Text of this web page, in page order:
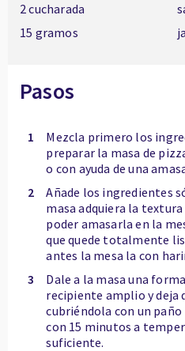
2 cucharada
15 gramos
Pasos
1
Mezcla primero los
preparar la masa de
o con ayuda de una
2
Añade los ingredientes
masa adquiera la
poder amasarla en la
que quede totalmente
antes la mesa la con
3
Dale a la masa una
recipiente amplio y deja
cubriéndola con un
con 15 minutos a
suficiente.